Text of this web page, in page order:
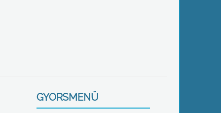
GYORSMENÜ